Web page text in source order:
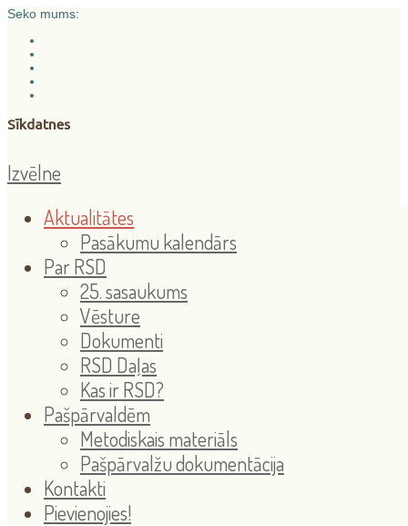
Seko mums:
Sīkdatnes
Izvēlne
Aktualitātes
Pasākumu kalendārs
Par RSD
25. sasaukums
Vēsture
Dokumenti
RSD Daļas
Kas ir RSD?
Pašpārvaldēm
Metodiskais materiāls
Pašpārvalžu dokumentācija
Kontakti
Pievienojies!